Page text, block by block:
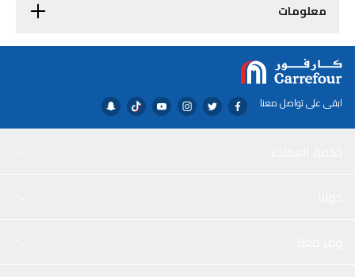
معلومات
ابقى على تواصل معنا